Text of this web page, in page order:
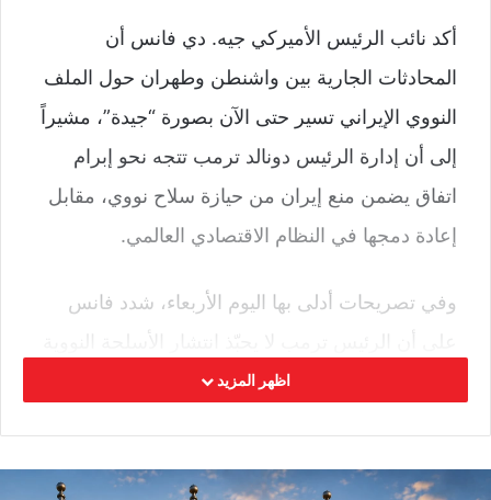
أكد نائب الرئيس الأميركي جيه. دي فانس أن
المحادثات الجارية بين واشنطن وطهران حول الملف
النووي الإيراني تسير حتى الآن بصورة “جيدة”، مشيراً
إلى أن إدارة الرئيس دونالد ترمب تتجه نحو إبرام
اتفاق يضمن منع إيران من حيازة سلاح نووي، مقابل
إعادة دمجها في النظام الاقتصادي العالمي.
وفي تصريحات أدلى بها اليوم الأربعاء، شدد فانس
بأي شكل، كاشفاً أن واشنطن منفتحة على فتح
اظهر المزيد